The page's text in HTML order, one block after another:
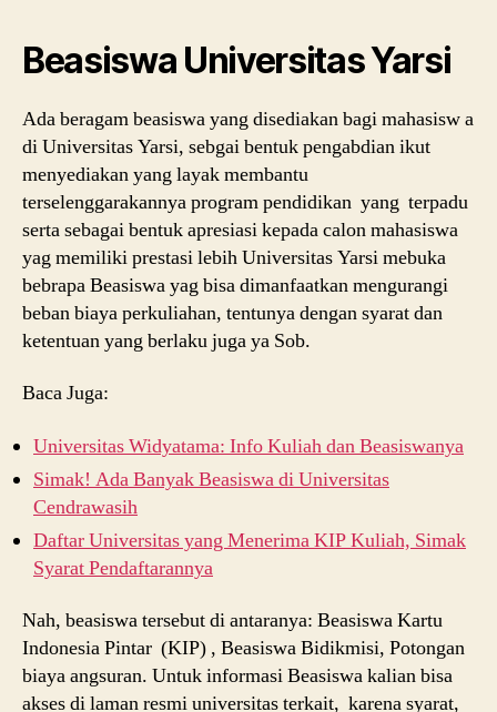
Beasiswa Universitas Yarsi
Ada beragam beasiswa yang disediakan bagi mahasisw a
di Universitas Yarsi, sebgai bentuk pengabdian ikut
menyediakan yang layak membantu
terselenggarakannya program pendidikan yang terpadu
serta sebagai bentuk apresiasi kepada calon mahasiswa
yag memiliki prestasi lebih Universitas Yarsi mebuka
bebrapa Beasiswa yag bisa dimanfaatkan mengurangi
beban biaya perkuliahan, tentunya dengan syarat dan
ketentuan yang berlaku juga ya Sob.
Baca Juga:
Universitas Widyatama: Info Kuliah dan Beasiswanya
Simak! Ada Banyak Beasiswa di Universitas
Cendrawasih
Daftar Universitas yang Menerima KIP Kuliah, Simak
Syarat Pendaftarannya
Nah, beasiswa tersebut di antaranya: Beasiswa Kartu
Indonesia Pintar (KIP) , Beasiswa Bidikmisi, Potongan
biaya angsuran. Untuk informasi Beasiswa kalian bisa
akses di laman resmi universitas terkait, karena syarat,